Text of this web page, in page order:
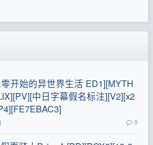
开始的异世界生活 ED1][MYTH
中日字幕假名标注][V2][x2
0